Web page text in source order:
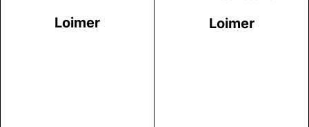
Loimer Loimer